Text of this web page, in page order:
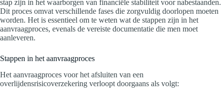
stap zijn in het waarborgen van financiële stabiliteit voor nabestaanden.
Dit proces omvat verschillende fases die zorgvuldig doorlopen moeten
worden. Het is essentieel om te weten wat de stappen zijn in het
aanvraagproces, evenals de vereiste documentatie die men moet
aanleveren.
Stappen in het aanvraagproces
Het aanvraagproces voor het afsluiten van een
overlijdensrisicoverzekering verloopt doorgaans als volgt: